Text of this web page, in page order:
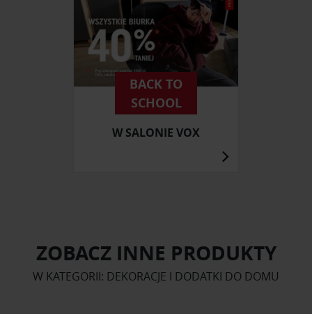
BACK TO
SCHOOL
W SALONIE VOX
ZOBACZ INNE PRODUKTY
W KATEGORII: DEKORACJE I DODATKI DO DOMU